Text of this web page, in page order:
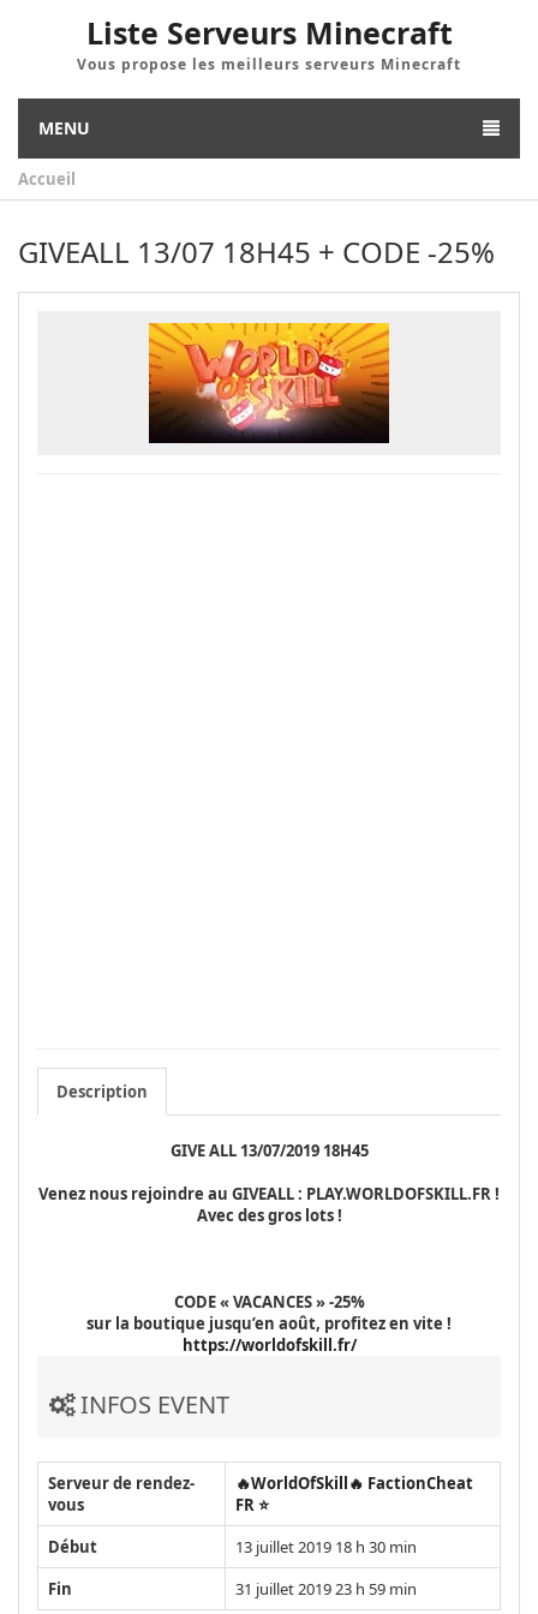
Liste Serveurs Minecraft
Vous propose les meilleurs serveurs Minecraft
MENU
Accueil
GIVEALL 13/07 18H45 + CODE -25%
Description
GIVE ALL 13/07/2019 18H45
Venez nous rejoindre au GIVEALL : PLAY.WORLDOFSKILL.FR !
Avec des gros lots !
CODE « VACANCES » -25%
sur la boutique jusqu’en août, profitez en vite !
https://worldofskill.fr/
INFOS EVENT
Serveur de rendez-
vous
🔥WorldOfSkill🔥 FactionCheat
FR ⭐
Début
13 juillet 2019 18 h 30 min
Fin
31 juillet 2019 23 h 59 min